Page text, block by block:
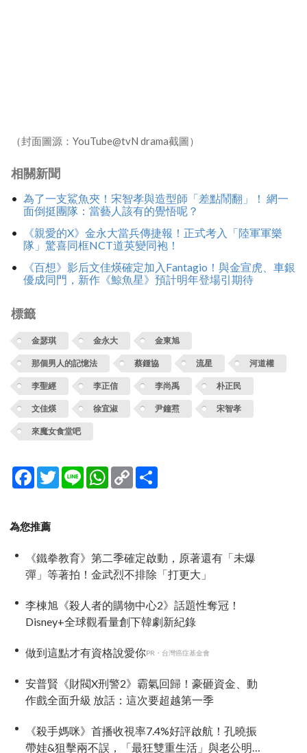
（封面圖源：YouTube@tvN drama截圖）
相關新聞
為了一支鯊魚夾！宋智孝與造型師「差點鬧翻」！ 網一
面倒挺團隊：當藝人該有的覺悟呢？
《親愛的X》金永大當兵傳捷報！正式考入「陸軍軍樂
隊」驚喜同框NCT道英變同袍！
《百想》影后文佳煐確定加入Fantagio！與金宣虎、車銀
優成同門，新作《鯨魚星》預計明年登場引期待
標籤
金瑟琪 金永大 金東旭
那個男人的記憶法 蔡鍾協 流星 河道權
李聖經 李正信 李尚禹 朴正民
文佳煐 徐宜淑 尹鐘焄 宋智孝
來魔女食堂吧
Facebook
TwitterLine WhatsApp
Copy
Link
為您推薦
《鐵拳教育》第二季確定啟動，原著還有「未爆
彈」等著拍！金武烈不排除「打更大」
李棟旭《殺人者的購物中心2》話題性奪冠！
Disney+全球觀看量創下韓劇新紀錄
做到這點才有資格說愛你PR・台灣癌症基金會
安普賢《財閥X刑警2》霸氣回歸！豪砸資金、動
作戲全面升級 放話：這次要超越第一季
《殺手媽咪》首播收視率7.4%好評啟航！孔曉振
帶娃&狙擊兩不誤，「最狂雙重生活」與老公明追